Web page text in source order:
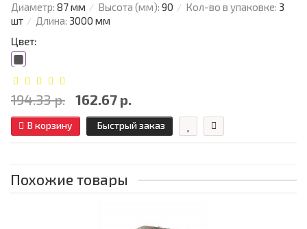
Диаметр: 87 мм Высота (мм): 90 Кол-во в упаковке: 3
шт
Длина: 3000 мм
Цвет:
194.33 р. 162.67 р.
В корзину Быстрый заказ
Похожие товары